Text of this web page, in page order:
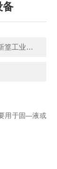
备
产品地址：六合区 新篁工业园园区中路3号
用于固—液或